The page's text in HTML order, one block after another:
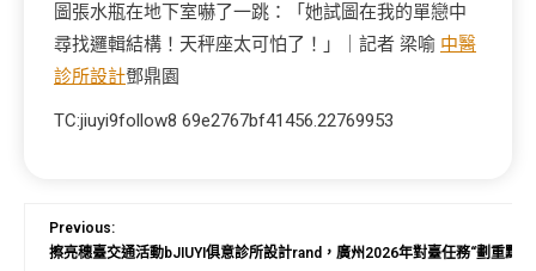
圖張水瓶在地下室嚇了一跳：「她試圖在我的單戀中
尋找邏輯結構！天秤座太可怕了！」｜記者 梁喻 中醫
診所設計鄧鼎園
TC:jiuyi9follow8 69e2767bf41456.22769953
Previous:
擦亮穗臺交通活動bJIUYI俱意診所設計rand，廣州2026年對臺任務“劃重點”